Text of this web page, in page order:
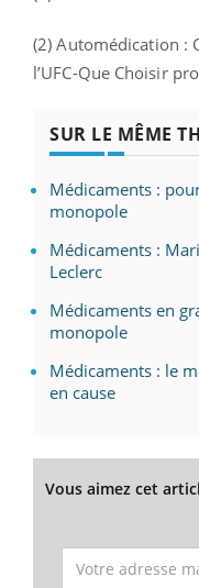
(2) Automédication :
l’UFC-Que Choisir
SUR LE MÊME
Médicaments :
monopole
Médicaments :
Leclerc
Médicaments en
monopole
Médicaments : le
en cause
Vous aimez cet